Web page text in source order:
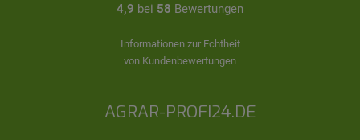
4,9 bei 58 Bewertungen
Informationen zur Echtheit
von Kundenbewertungen
AGRAR-PROFI24.DE